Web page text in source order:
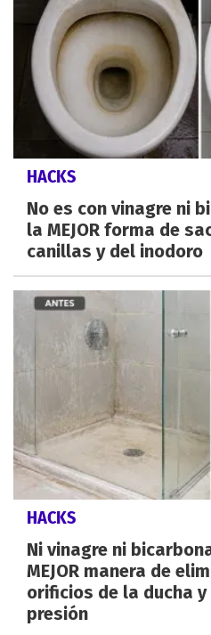
HACKS
No es con vinagre ni
la MEJOR forma de
canillas y del inodoro
HACKS
Ni vinagre ni
MEJOR manera de
orificios de la ducha y
presión